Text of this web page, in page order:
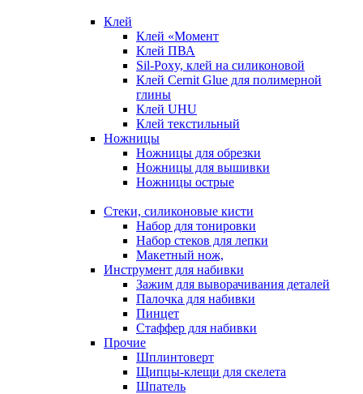
Клей
Клей «Момент
Клей ПВА
Sil-Poxy, клей на силиконовой
Клей Cernit Glue для полимерной
глины
Клей UHU
Клей текстильный
Ножницы
Ножницы для обрезки
Ножницы для вышивки
Ножницы острые
Стеки, силиконовые кисти
Набор для тонировки
Набор стеков для лепки
Макетный нож,
Инструмент для набивки
Зажим для выворачивания деталей
Палочка для набивки
Пинцет
Стаффер для набивки
Прочие
Шплинтоверт
Щипцы-клещи для скелета
Шпатель